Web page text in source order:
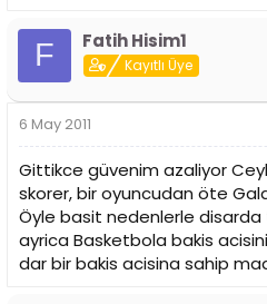
F Fatih Hisim1
Kayıtlı Üye
6 May 2011
Gittikce güvenim azaliyor
skorer, bir oyuncudan öte
Öyle basit nedenlerle
ayrica Basketbola bakis
dar bir bakis acisina sahip